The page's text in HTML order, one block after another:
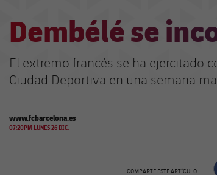
Dembélé se
El extremo francés se ha ejercitado
Ciudad Deportiva en una semana
www.fcbarcelona.es
07:20PM LUNES 26 DIC.
COMPARTE ESTE ARTÍCULO